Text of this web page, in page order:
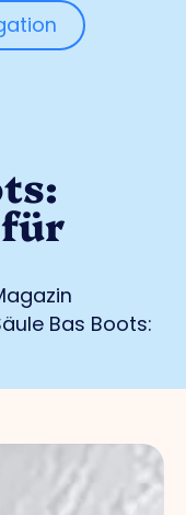
Bas Boots: